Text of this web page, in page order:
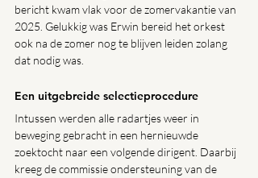
bericht kwam vlak voor de zomervakantie van
2025. Gelukkig was Erwin bereid het orkest
ook na de zomer nog te blijven leiden zolang
dat nodig was.
Een uitgebreide selectieprocedure
Intussen werden alle radartjes weer in
beweging gebracht in een hernieuwde
zoektocht naar een volgende dirigent. Daarbij
kreeg de commissie ondersteuning van de